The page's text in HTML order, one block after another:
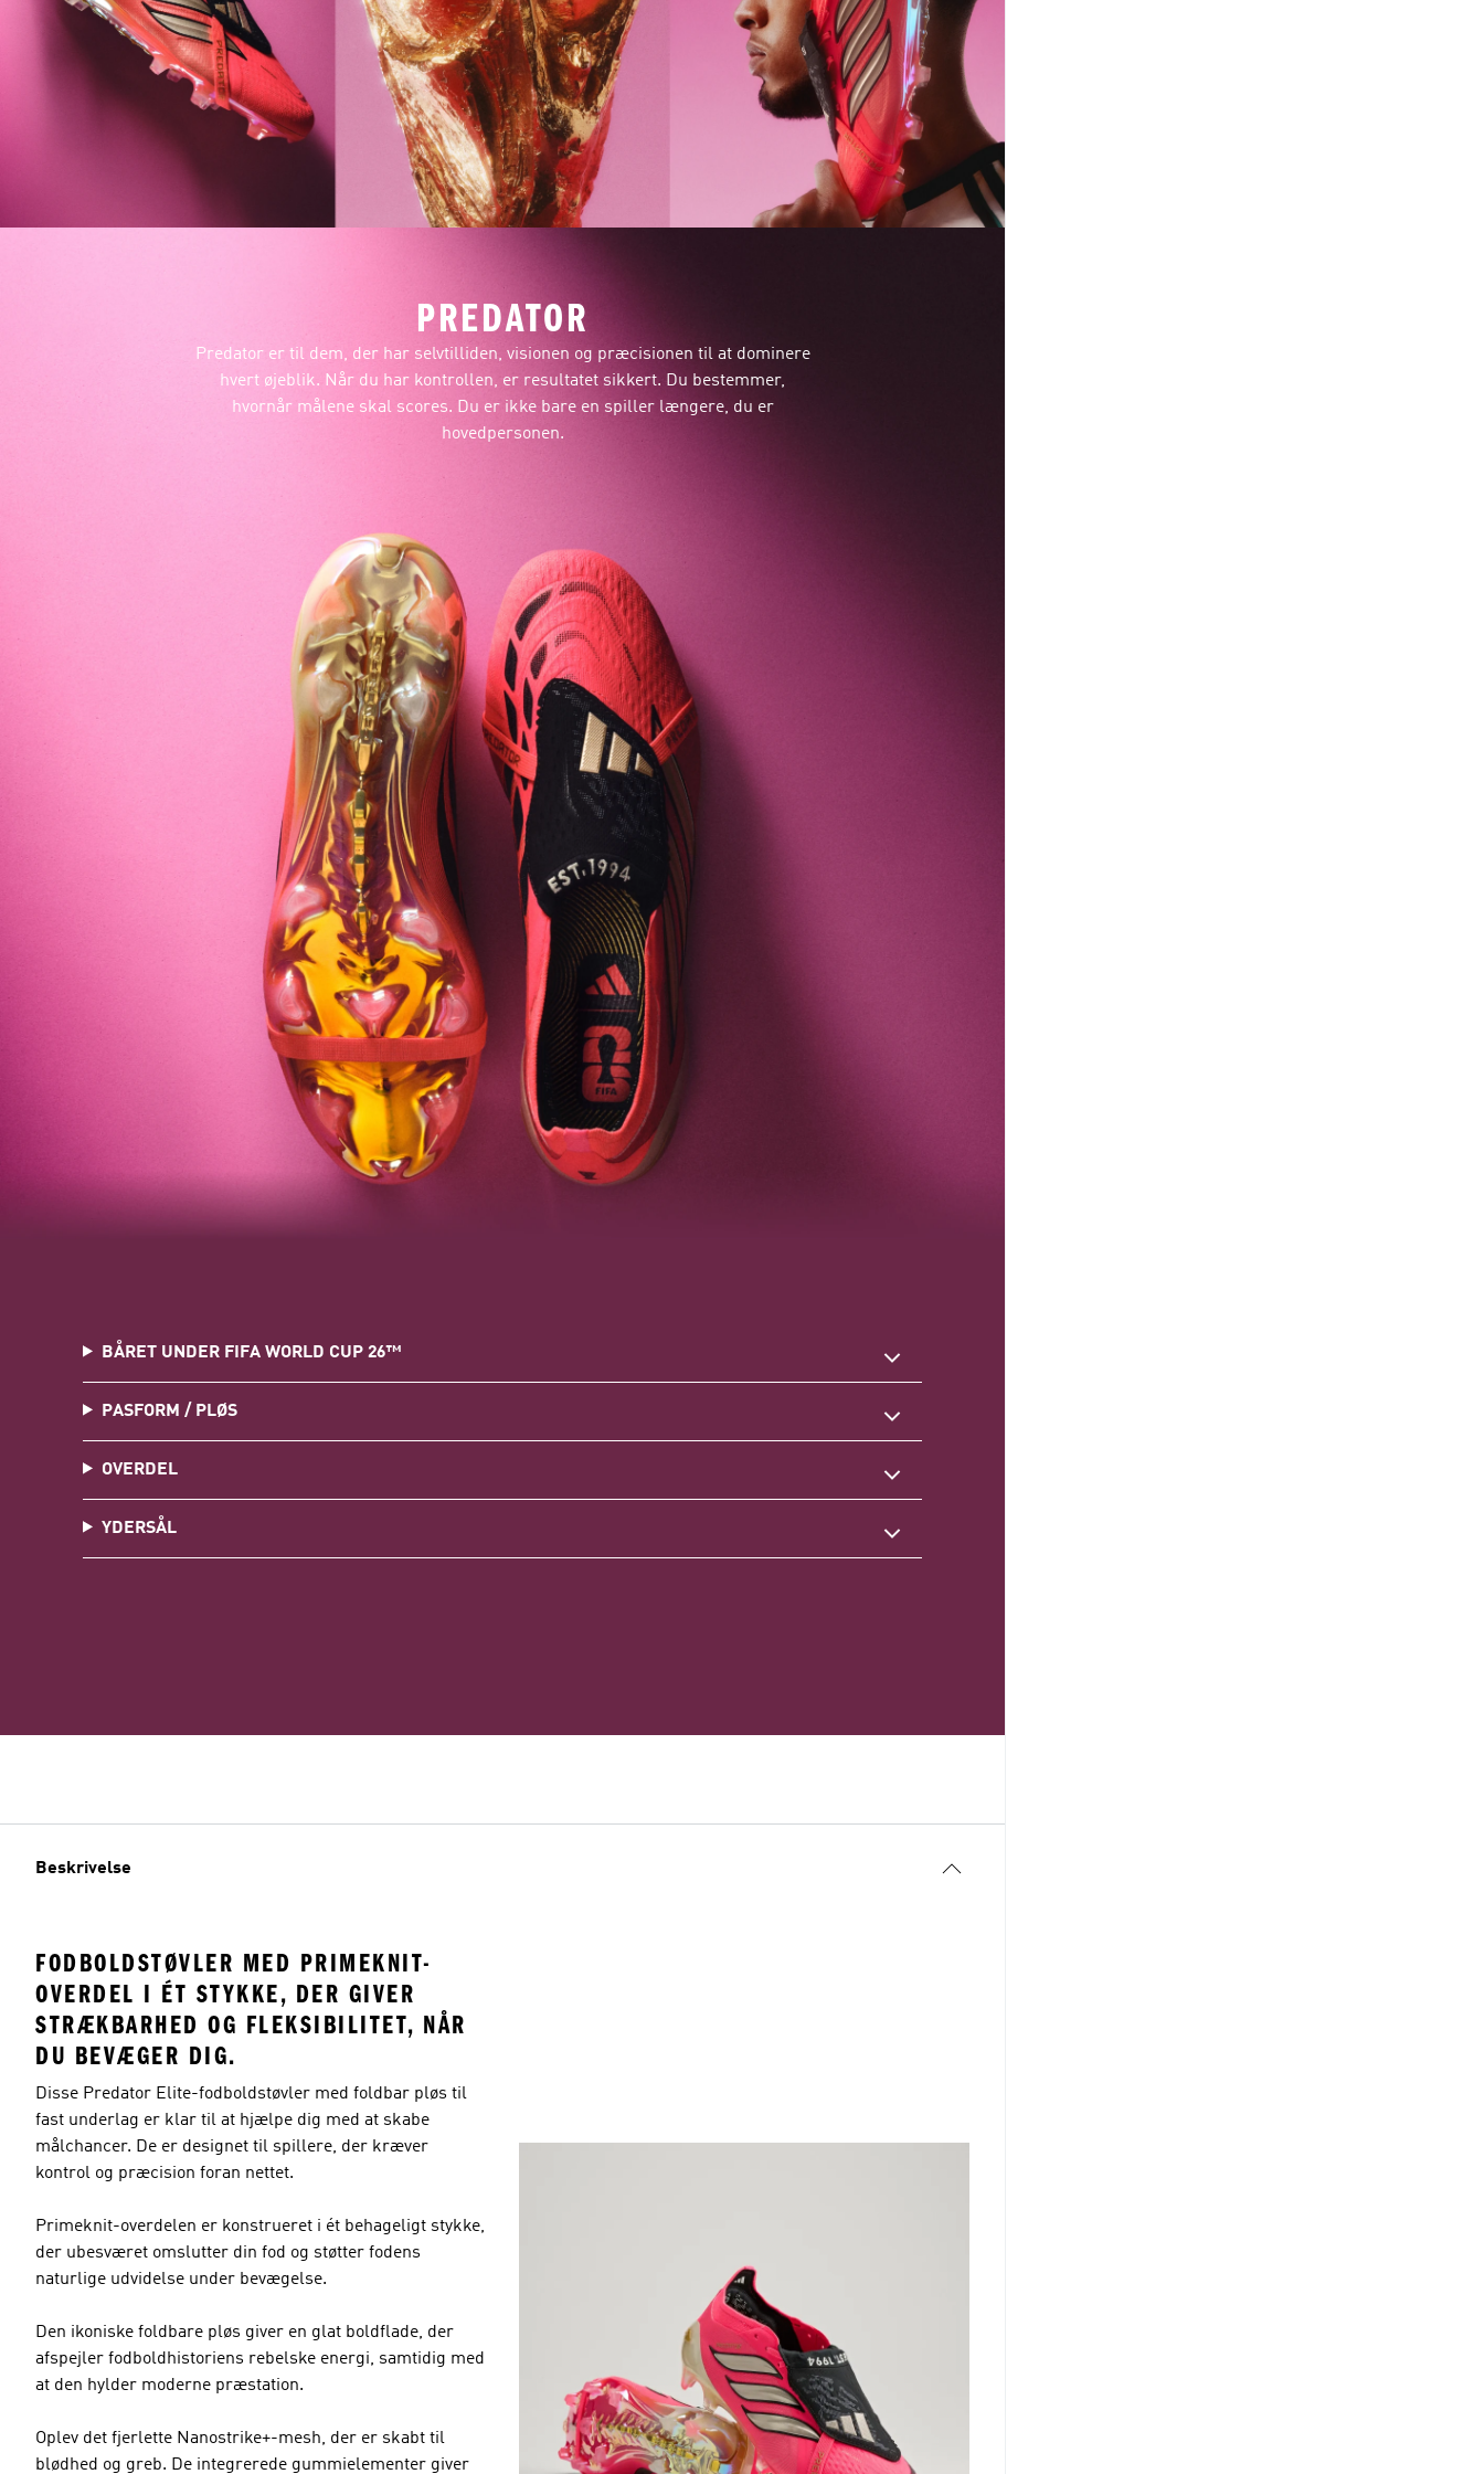
PREDATOR
Predator er til dem, der har selvtilliden, visionen og præcisionen til at dominere
hvert øjeblik. Når du har kontrollen, er resultatet sikkert. Du bestemmer,
hvornår målene skal scores. Du er ikke bare en spiller længere, du er
hovedpersonen.
BÅRET UNDER FIFA WORLD CUP 26™
PASFORM / PLØS
OVERDEL
YDERSÅL
Beskrivelse
FODBOLDSTØVLER MED PRIMEKNIT-
OVERDEL I ÉT STYKKE, DER GIVER
STRÆKBARHED OG FLEKSIBILITET, NÅR
DU BEVÆGER DIG.
Disse Predator Elite-fodboldstøvler med foldbar pløs til
fast underlag er klar til at hjælpe dig med at skabe
målchancer. De er designet til spillere, der kræver
kontrol og præcision foran nettet.
Primeknit-overdelen er konstrueret i ét behageligt stykke,
der ubesværet omslutter din fod og støtter fodens
naturlige udvidelse under bevægelse.
Den ikoniske foldbare pløs giver en glat boldflade, der
afspejler fodboldhistoriens rebelske energi, samtidig med
at den hylder moderne præstation.
Oplev det fjerlette Nanostrike+-mesh, der er skabt til
blødhed og greb. De integrerede gummielementer giver